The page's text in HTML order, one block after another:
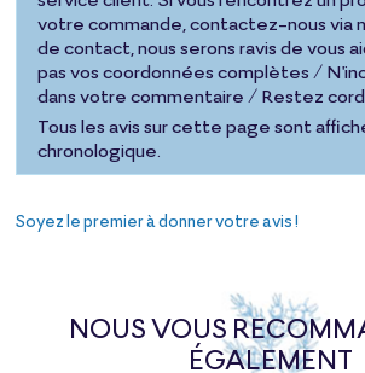
votre commande, contactez-nous via
de contact, nous serons ravis de vous
pas vos coordonnées complètes /
dans votre commentaire / Restez
Tous les avis sur cette page sont
chronologique.
Soyez le premier à donner votre avis !
NOUS VOUS
ÉGALEMENT